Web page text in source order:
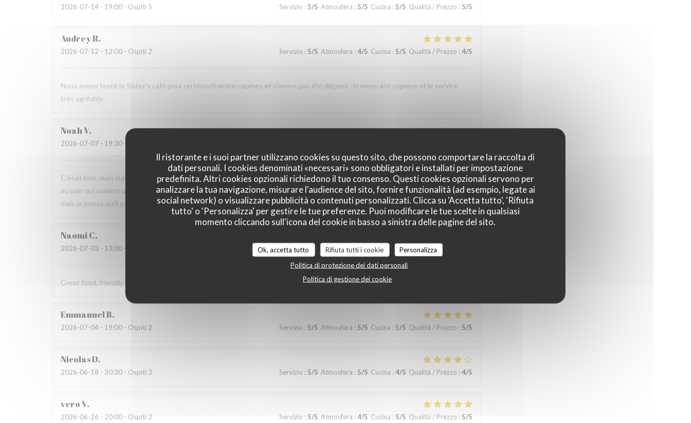
Il ristorante e i suoi partner utilizzano cookies su questo sito, che possono comportare la raccolta di
dati personali. I cookies denominati «necessari» sono obbligatori e installati per impostazione
predefinita. Altri cookies opzionali richiedono il tuo consenso. Questi cookies opzionali servono per
analizzare la tua navigazione, misurare l'audience del sito, fornire funzionalità (ad esempio, legate ai
social network) o visualizzare pubblicità o contenuti personalizzati. Clicca su 'Accetta tutto', 'Rifiuta
tutto' o 'Personalizza' per gestire le tue preferenze. Puoi modificare le tue scelte in qualsiasi
momento cliccando sull'icona del cookie in basso a sinistra delle pagine del sito.
Ok, accetta tutto Rifiuta tutti i cookie
Personalizza
Politica di protezione dei dati personali
Politica di gestione dei cookie
2026-07-14 - 19:00 - Ospiti 5 Servizio : 5/5 Atmosfera : 5/5 Cucina : 5/5 Qualità / Prezzo : 5/5
AudreyR
2026-07-12 - 12:00 - Ospiti 2 Servizio : 5/5 Atmosfera : 4/5 Cucina : 5/5 Qualità / Prezzo : 4/5
Nous avons testé le Sister's café pour un brunch entre copines et n'avons pas été déçues : le menu est copieux et le service
très agréable.
NoahV
2026-07-07 - 19:30 - Ospiti 6
C’était bon, mais suite à la soirée j’ai fait une violente indigestion qui a nécessité un lavement. C’est sûrement dû à la viande et
au pain qui avaient un goût légèrement avarié, comme si elle avait pris un coup de chaud. Je ne recommande pas ce restaurant,
mais je pense qu’il peut s’améliorer.
NaomiC
2026-07-03 - 13:00 - Ospiti 4 Servizio:5 Atmosfera:5/5 Cucina /5 Qualità / Prezzo
Great food, friendly and welcoming staff. Lovely experience!
EmmanuelB
2026-07-04 - 19:00 - Ospiti 2 Servizio : 5/5 Atmosfera : 5/5 Cucina : 5/5 Qualità / Prezzo : 5/5
NicolasD
2026-06-18 - 20:30 - Ospiti 3 Servizio : 5/5 Atmosfera : 5/5 Cucina : 4/5 Qualità / Prezzo : 4/5
veroV
2026-06-26 - 20:00 - Ospiti 2 Servizio : 5/5 Atmosfera : 4/5 Cucina : 5/5 Qualità / Prezzo : 5/5